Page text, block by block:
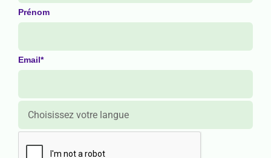
Prénom
Email*